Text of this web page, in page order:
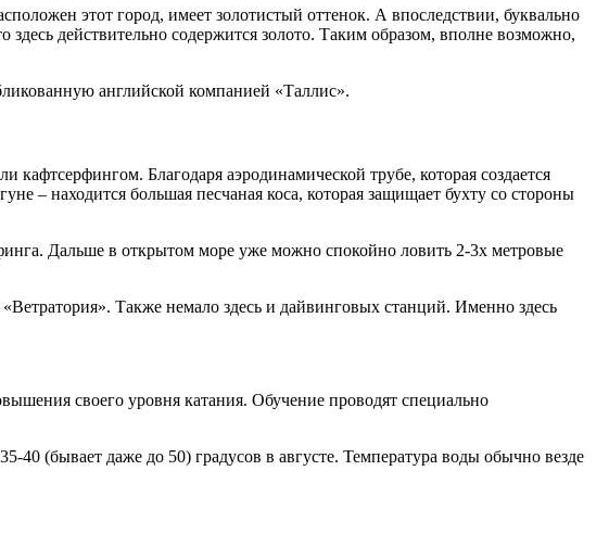
этот город, имеет золотистый оттенок. А впоследствии, буквально
действительно содержится золото. Таким образом, вполне возможно,
английской компанией «Таллис».
Благодаря аэродинамической трубе, которая создается
– находится большая песчаная коса, которая защищает бухту со стороны
Дальше в открытом море уже можно спокойно ловить 2-3х метровые
Также немало здесь и дайвинговых станций. Именно здесь
своего уровня катания. Обучение проводят специально
40 (бывает даже до 50) градусов в августе. Температура воды обычно везде